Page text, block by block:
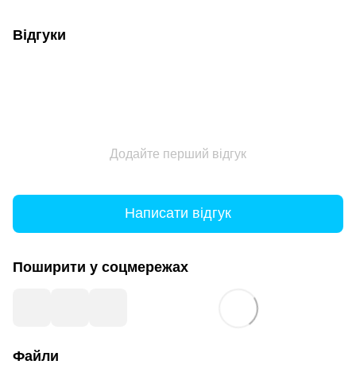
Відгуки
Додайте перший відгук
Написати відгук
Поширити у соцмережах
Файли